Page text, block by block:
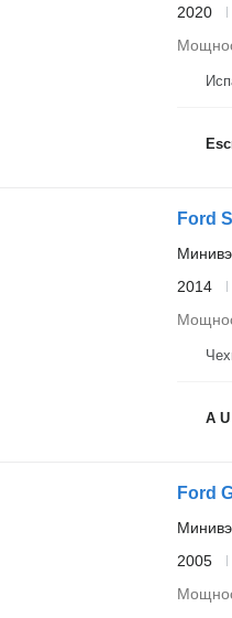
2020
Ford
2014
A
Ford
2005